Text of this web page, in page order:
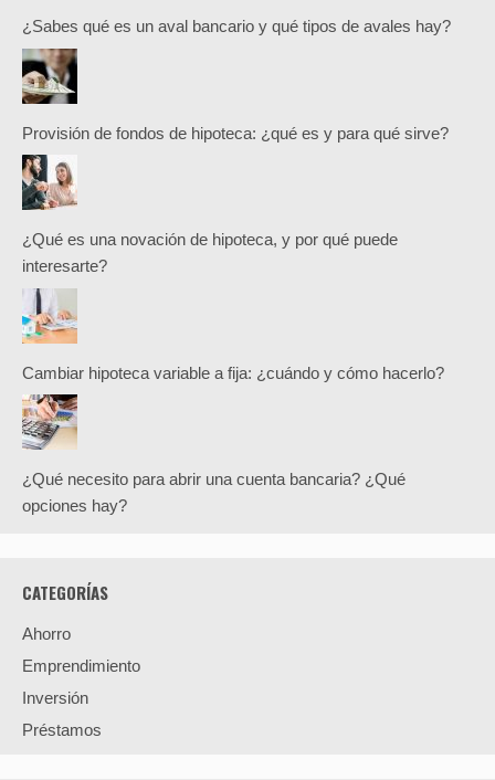
¿Sabes qué es un aval bancario y qué tipos de avales hay?
Provisión de fondos de hipoteca: ¿qué es y para qué sirve?
¿Qué es una novación de hipoteca, y por qué puede
interesarte?
Cambiar hipoteca variable a fija: ¿cuándo y cómo hacerlo?
¿Qué necesito para abrir una cuenta bancaria? ¿Qué
opciones hay?
CATEGORÍAS
Ahorro
Emprendimiento
Inversión
Préstamos